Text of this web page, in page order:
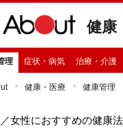
健康
理 症状・病気 治療・介護
健康・医療 健康管理
／女性におすすめの健康法